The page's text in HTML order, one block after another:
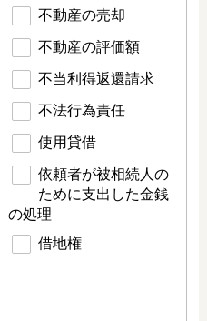
不動産の売却
不動産の評価額
不当利得返還請求
不法行為責任
使用貸借
依頼者が被相続人の
ために支出した金銭
の処理
借地権